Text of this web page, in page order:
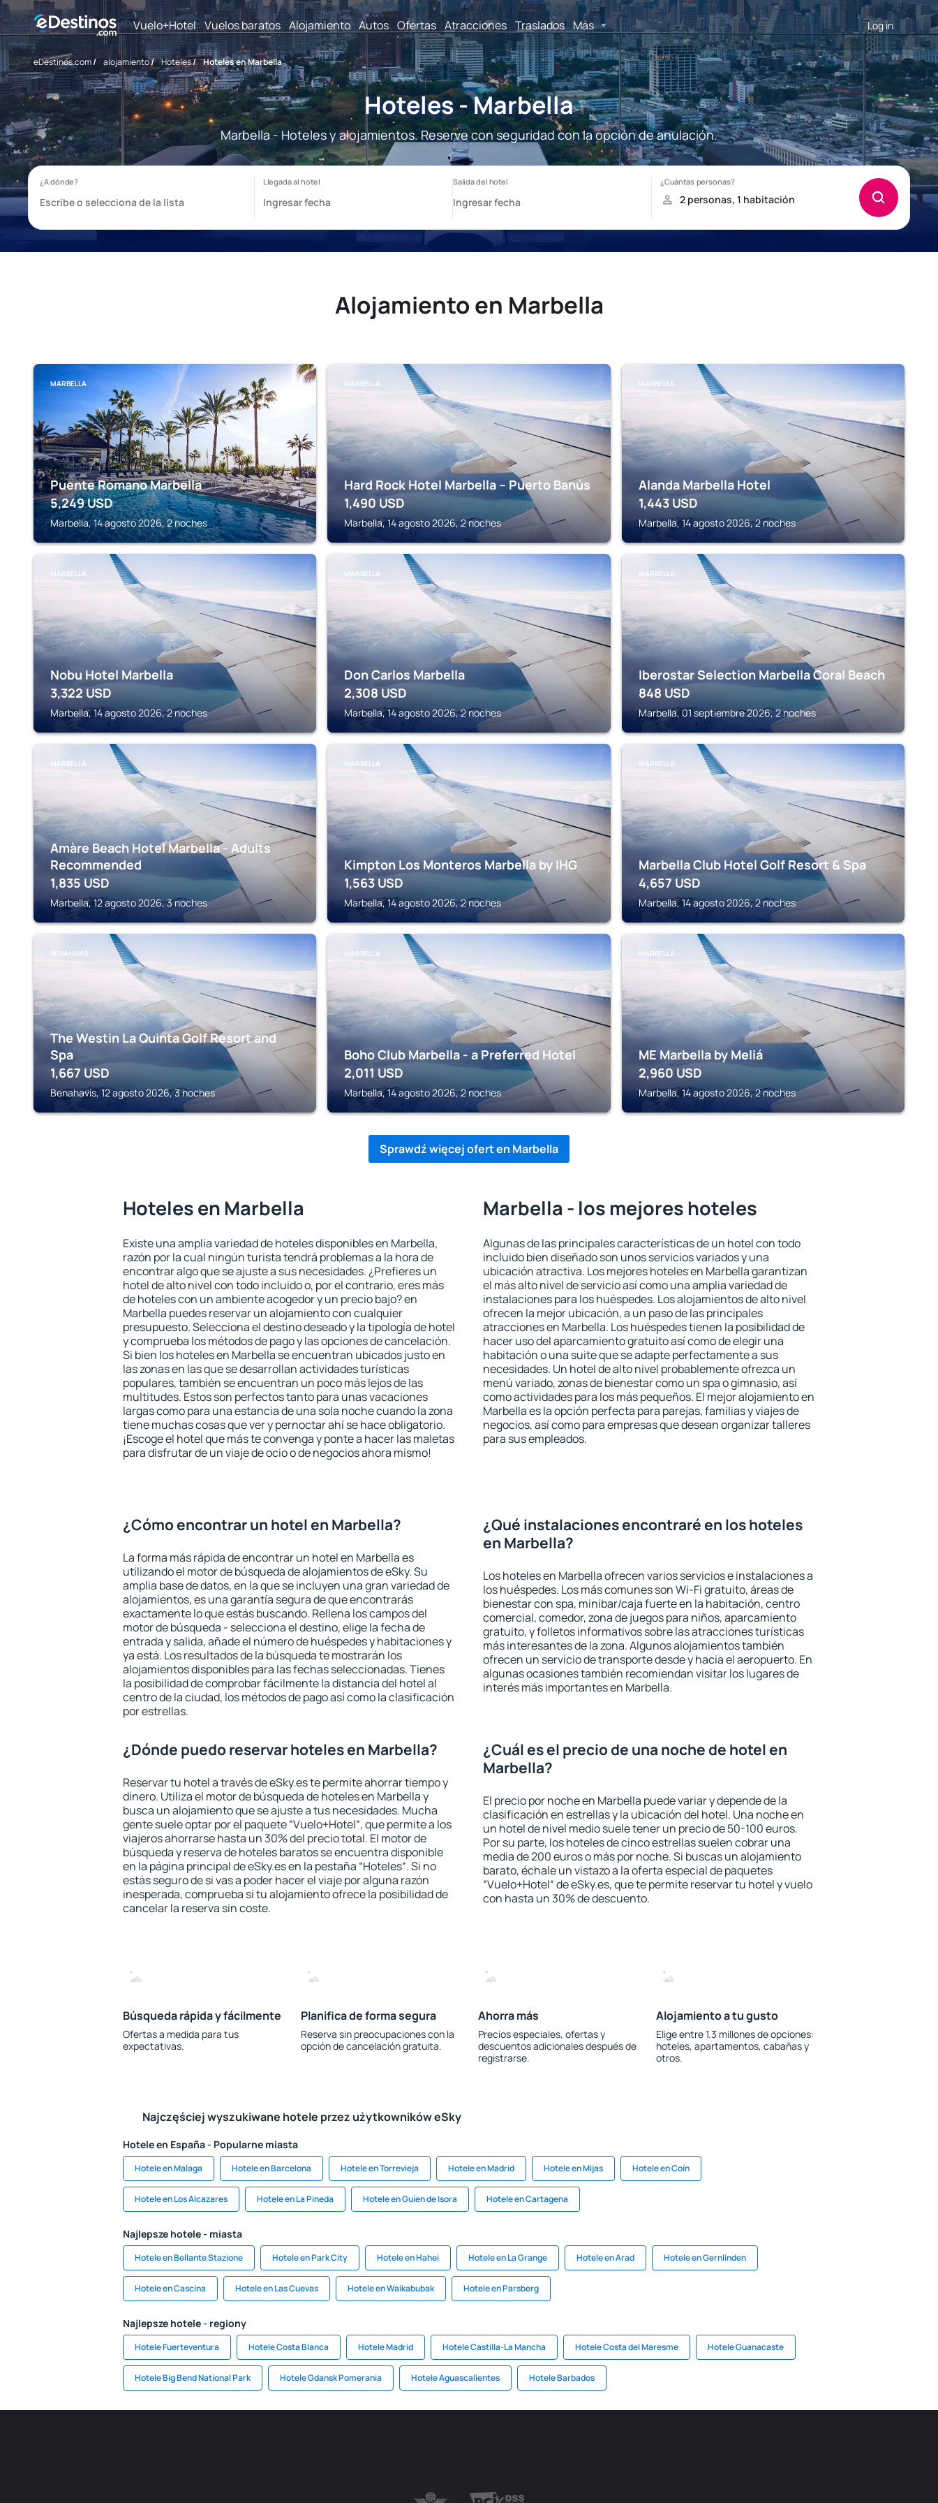
Vuelo+Hotel Vuelos baratos Alojamiento Autos Ofertas Atracciones Traslados Más Log in
eDestinos.com/ alojamiento/ Hoteles/ Hoteles en Marbella
Hoteles - Marbella
Marbella - Hoteles y alojamientos. Reserve con seguridad con la opción de anulación.
Alojamiento en Marbella
MARBELLA
Puente Romano Marbella
5,249USD
Marbella, 14 agosto 2026, 2 noches
MARBELLA
Hard Rock Hotel Marbella – Puerto Banús
1,490 USD
Marbella, 14 agosto 2026, 2 noches
MARBELLA
Alanda Marbella Hotel
1,443 USD
Marbella, 14 agosto 2026, 2 noches
MARBELLA
Nobu Hotel Marbella
3,322 USD
Marbella, 14 agosto 2026, 2 noches
MARBELLA
Don Carlos Marbella
2,308 USD
Marbella, 14 agosto 2026, 2 noches
MARBELLA
Iberostar Selection Marbella Coral Beach
848 USD
Marbella, 01 septiembre 2026, 2 noches
MARBELLA
Amàre Beach Hotel Marbella - Adults
Recommended
1,835 USD
Marbella, 12 agosto 2026, 3 noches
MARBELLA
Kimpton Los Monteros Marbella by IHG
1,563 USD
Marbella, 14 agosto 2026, 2 noches
MARBELLA
Marbella Club Hotel Golf Resort & Spa
4,657 USD
Marbella, 14 agosto 2026, 2 noches
BENAHAVÍS
The Westin La Quinta Golf Resort and
Spa
1,667 USD
Benahavís, 12 agosto 2026, 3 noches
MARBELLA
Boho Club Marbella - a Preferred Hotel
2,011 USD
Marbella, 14 agosto 2026, 2 noches
MARBELLA
ME Marbella by Meliá
2,960 USD
Marbella, 14 agosto 2026, 2 noches
Sprawdź więcej ofert en Marbella
Hoteles en Marbella
Existe una amplia variedad de hoteles disponibles en Marbella,
razón por la cual ningún turista tendrá problemas a la hora de
encontrar algo que se ajuste a sus necesidades. ¿Prefieres un
hotel de alto nivel con todo incluido o, por el contrario, eres más
de hoteles con un ambiente acogedor y un precio bajo? en
Marbella puedes reservar un alojamiento con cualquier
presupuesto. Selecciona el destino deseado y la tipología de hotel
y comprueba los métodos de pago y las opciones de cancelación.
Si bien los hoteles en Marbella se encuentran ubicados justo en
las zonas en las que se desarrollan actividades turísticas
populares, también se encuentran un poco más lejos de las
multitudes. Estos son perfectos tanto para unas vacaciones
largas como para una estancia de una sola noche cuando la zona
tiene muchas cosas que ver y pernoctar ahí se hace obligatorio.
¡Escoge el hotel que más te convenga y ponte a hacer las maletas
para disfrutar de un viaje de ocio o de negocios ahora mismo!
Marbella - los mejores hoteles
Algunas de las principales características de un hotel con todo
incluido bien diseñado son unos servicios variados y una
ubicación atractiva. Los mejores hoteles en Marbella garantizan
el más alto nivel de servicio así como una amplia variedad de
instalaciones para los huéspedes. Los alojamientos de alto nivel
ofrecen la mejor ubicación, a un paso de las principales
atracciones en Marbella. Los huéspedes tienen la posibilidad de
hacer uso del aparcamiento gratuito así como de elegir una
habitación o una suite que se adapte perfectamente a sus
necesidades. Un hotel de alto nivel probablemente ofrezca un
menú variado, zonas de bienestar como un spa o gimnasio, así
como actividades para los más pequeños. El mejor alojamiento en
Marbella es la opción perfecta para parejas, familias y viajes de
negocios, así como para empresas que desean organizar talleres
para sus empleados.
¿Cómo encontrar un hotel en Marbella?
La forma más rápida de encontrar un hotel en Marbella es
utilizando el motor de búsqueda de alojamientos de eSky. Su
amplia base de datos, en la que se incluyen una gran variedad de
alojamientos, es una garantía segura de que encontrarás
exactamente lo que estás buscando. Rellena los campos del
motor de búsqueda - selecciona el destino, elige la fecha de
entrada y salida, añade el número de huéspedes y habitaciones y
ya está. Los resultados de la búsqueda te mostrarán los
alojamientos disponibles para las fechas seleccionadas. Tienes
la posibilidad de comprobar fácilmente la distancia del hotel al
centro de la ciudad, los métodos de pago así como la clasificación
por estrellas.
¿Qué instalaciones encontraré en los hoteles
en Marbella?
Los hoteles en Marbella ofrecen varios servicios e instalaciones a
los huéspedes. Los más comunes son Wi-Fi gratuito, áreas de
bienestar con spa, minibar/caja fuerte en la habitación, centro
comercial, comedor, zona de juegos para niños, aparcamiento
gratuito, y folletos informativos sobre las atracciones turísticas
más interesantes de la zona. Algunos alojamientos también
ofrecen un servicio de transporte desde y hacia el aeropuerto. En
algunas ocasiones también recomiendan visitar los lugares de
interés más importantes en Marbella.
¿Dónde puedo reservar hoteles en Marbella?
Reservar tu hotel a través de eSky.es te permite ahorrar tiempo y
dinero. Utiliza el motor de búsqueda de hoteles en Marbella y
busca un alojamiento que se ajuste a tus necesidades. Mucha
gente suele optar por el paquete “Vuelo+Hotel“, que permite a los
viajeros ahorrarse hasta un 30% del precio total. El motor de
búsqueda y reserva de hoteles baratos se encuentra disponible
en la página principal de eSky.es en la pestaña “Hoteles“. Si no
estás seguro de si vas a poder hacer el viaje por alguna razón
inesperada, comprueba si tu alojamiento ofrece la posibilidad de
cancelar la reserva sin coste.
¿Cuál es el precio de una noche de hotel en
Marbella?
El precio por noche en Marbella puede variar y depende de la
clasificación en estrellas y la ubicación del hotel. Una noche en
un hotel de nivel medio suele tener un precio de 50-100 euros.
Por su parte, los hoteles de cinco estrellas suelen cobrar una
media de 200 euros o más por noche. Si buscas un alojamiento
barato, échale un vistazo a la oferta especial de paquetes
“Vuelo+Hotel“ de eSky.es, que te permite reservar tu hotel y vuelo
con hasta un 30% de descuento.
Búsqueda rápida y fácilmente
Ofertas a medida para tus
expectativas.
Planifica de forma segura
Reserva sin preocupaciones con la
opción de cancelación gratuita.
Ahorra más
Precios especiales, ofertas y
descuentos adicionales después de
registrarse.
Alojamiento a tu gusto
Elige entre 1.3 millones de opciones:
hoteles, apartamentos, cabañas y
otros.
Najczęściej wyszukiwane hotele przez użytkowników eSky
Hotele en España - Popularne miasta
Hotele en Malaga Hotele en Barcelona Hotele en Torrevieja Hotele en Madrid Hotele en Mijas Hotele en Coín
Hotele en Los Alcazares Hotele en La Pineda Hotele en Guíen de Isora Hotele en Cartagena
Najlepsze hotele - miasta
Hotele en Bellante Stazione Hotele en Park City Hotele en Hahei Hotele en La Grange Hotele en Arad Hotele en Gernlinden
Hotele en Cascina Hotele en Las Cuevas Hotele en Waikabubak Hotele en Parsberg
Najlepsze hotele - regiony
Hotele Fuerteventura Hotele Costa Blanca Hotele Madrid Hotele Castilla-La Mancha Hotele Costa del Maresme Hotele Guanacaste
Hotele Big Bend National Park Hotele Gdansk Pomerania Hotele Aguascalientes Hotele Barbados